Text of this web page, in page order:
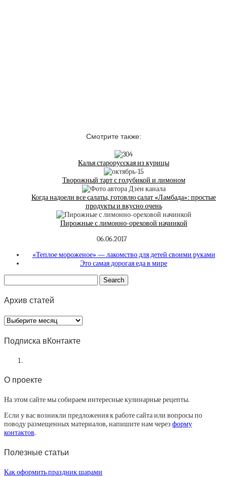
Смотрите также:
Калья старорусская из курицы
Творожный тарт с голубикой и лимоном
Когда надоели все салаты, готовлю салат «Ламбада»: простые
продукты и вкусно очень
Пирожные с лимонно-ореховой начинкой
06.06.2017
«Теплое мороженое» — лакомство для детей своими руками
Это самая дорогая еда в мире
Архив статей
Архив
статей
Подписка вКонтакте
О проекте
На этом сайте мы собираем интересные кулинарные рецепты.
Если у вас возникли предложения к работе сайта или вопросы по
поводу размещенных материалов, напишите нам через форму
контактов.
Полезные статьи
Как оформить праздник шарами